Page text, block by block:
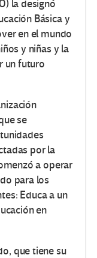
la designó
Básica y
en el mundo
y niñas y la
un futuro
se
por la
a operar
para los
Educa a un
en
que tiene su